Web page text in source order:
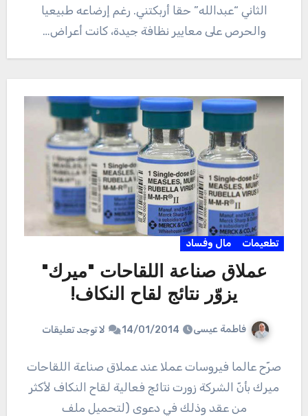
الثاني “عبدالله” حقا أربكتني. رغم إرضاعه طبيعيا
والحرص على معايير نظافة جيدة، كانت أعراض…
تطعيمات مال وفساد
عملاق صناعة اللقاحات "ميرك"
يزوّر نتائج لقاح النكاف!
فاطمة عيسى 14/01/2014 لا توجد تعليقات
صرّح عالما فيروسات عملا عند عملاق صناعة اللقاحات
ميرك بأنّ الشركة زورت نتائج فعالية لقاح النكاف لأكثر
من عقد وذلك في دعوى (لتحميل ملف